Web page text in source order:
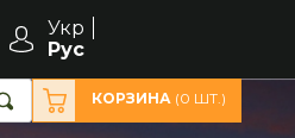
Укр
Рус
КОРЗИНА (0 ШТ.)